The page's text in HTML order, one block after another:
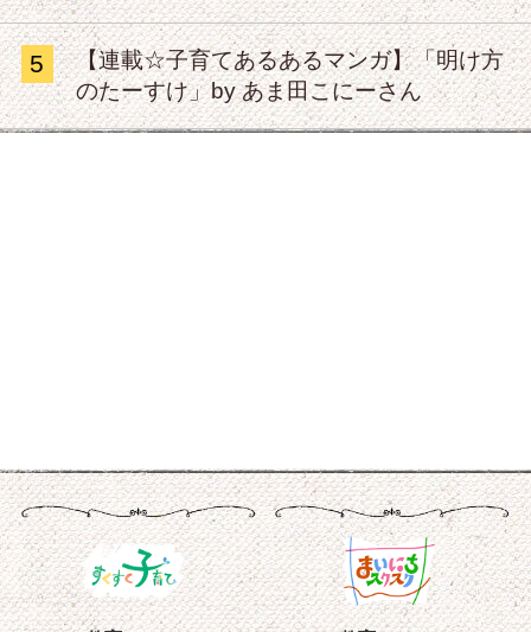
5
【連載☆子育てあるあるマンガ】「明け方
のたーすけ」by あま田こにーさん